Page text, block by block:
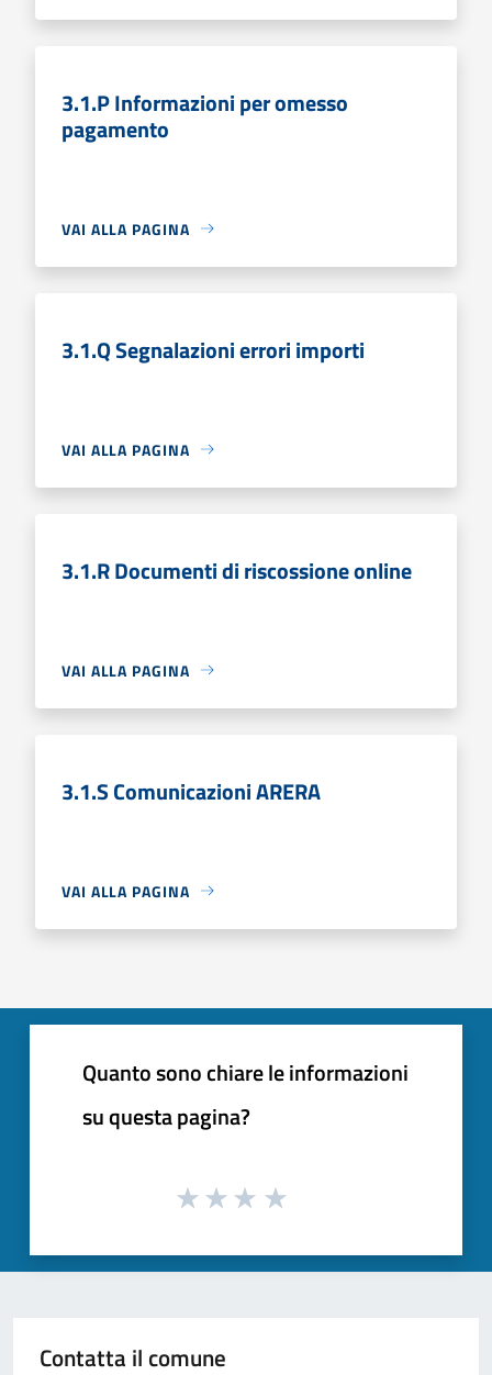
3.1.P Informazioni per omesso
pagamento
VAI ALLA PAGINA
3.1.Q Segnalazioni errori importi
VAI ALLA PAGINA
3.1.R Documenti di riscossione online
VAI ALLA PAGINA
3.1.S Comunicazioni ARERA
VAI ALLA PAGINA
Quanto sono chiare le informazioni
su questa pagina?
Contatta il comune